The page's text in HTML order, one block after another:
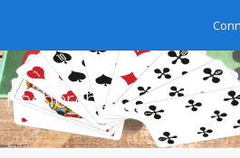
Rechercher